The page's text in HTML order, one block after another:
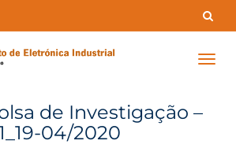
GDMI UMinho
de Investigação –
04/2020